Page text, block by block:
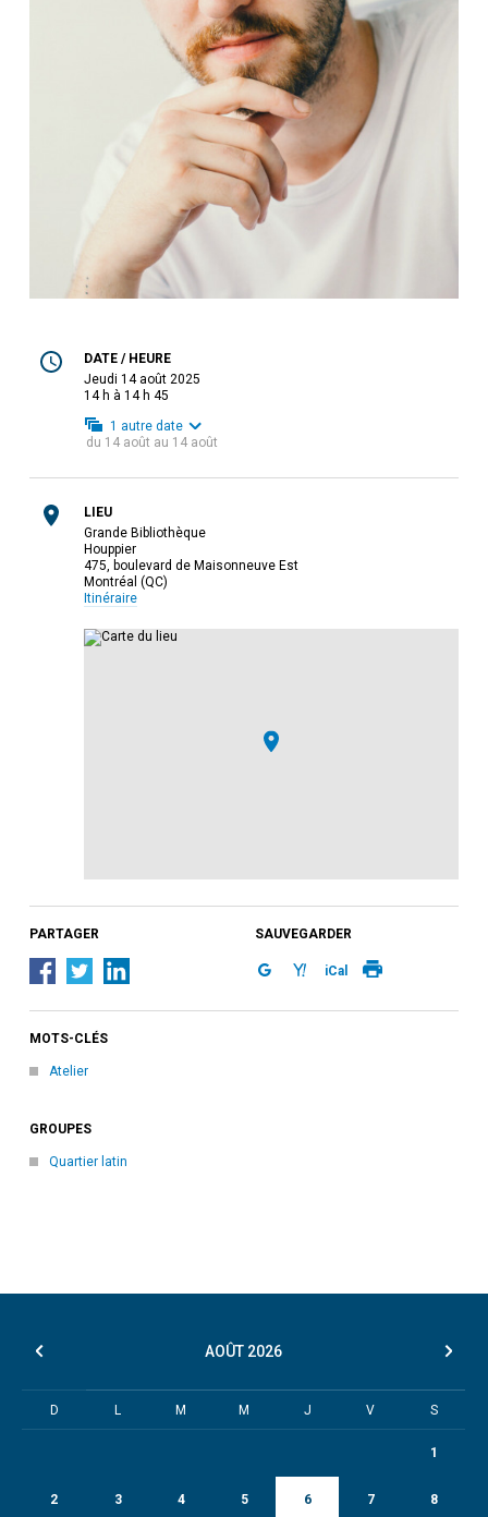
DATE / HEURE
jeudi 14 août 2025
14 h à 14 h 45
1 autre date
du 14 août au 14 août
LIEU
Grande Bibliothèque
Houppier
475, boulevard de Maisonneuve Est
Montréal (QC)
Itinéraire
PARTAGER SAUVEGARDER
iCal
MOTS-CLÉS
Atelier
GROUPES
Quartier latin
AOÛT 2026
D L M M J V S
1
2 3 4 5 6 7 8